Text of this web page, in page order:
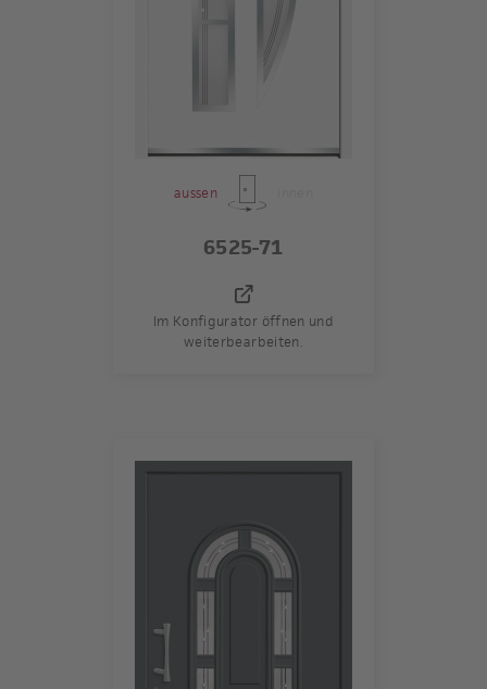
aussen
6525-71
Im Konfigurator öffnen und
weiterbearbeiten.